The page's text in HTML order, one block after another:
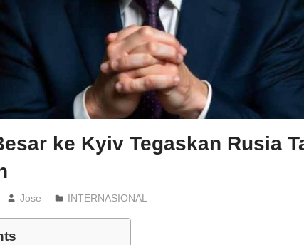
ke Kyiv Tegaskan Rusia
Jose INTERNASIONAL